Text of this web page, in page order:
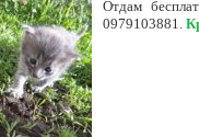
Отдам
0979103881.